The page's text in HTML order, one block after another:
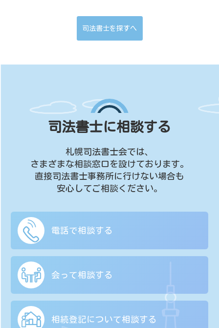
司法書士を探すへ
司法書士に相談する
札幌司法書士会では、
さまざまな相談窓口を設けております。
直接司法書士事務所に行けない場合も
安心してご相談ください。
電話で相談する
会って相談する
相続登記について相談する